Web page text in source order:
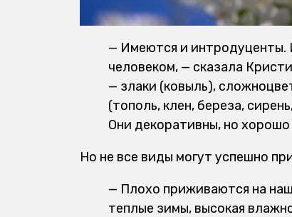
— Имеются и интродуценты.
человеком, — сказала
— злаки (ковыль),
(тополь, клен, береза,
Они декоративны, но
Но не все виды могут успешно
— Плохо приживаются на
теплые зимы, высокая